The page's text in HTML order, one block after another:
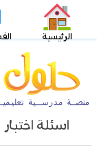
الرئيسية
اسئلة